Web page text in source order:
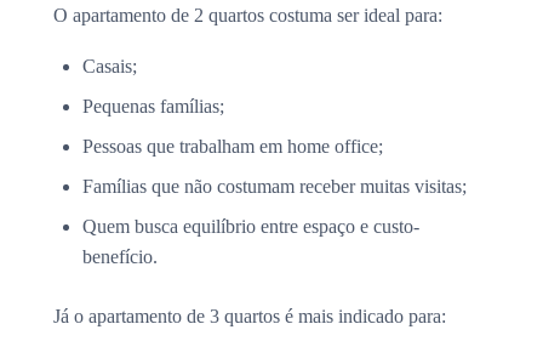
O apartamento de 2 quartos costuma ser ideal para:
Casais;
Pequenas famílias;
Pessoas que trabalham em home office;
Famílias que não costumam receber muitas visitas;
Quem busca equilíbrio entre espaço e custo-
benefício.
Já o apartamento de 3 quartos é mais indicado para: